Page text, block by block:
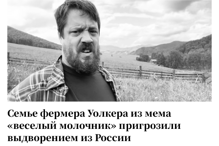
Семье фермера Уолкера из мема
«веселый молочник» пригрозили
выдворением из России